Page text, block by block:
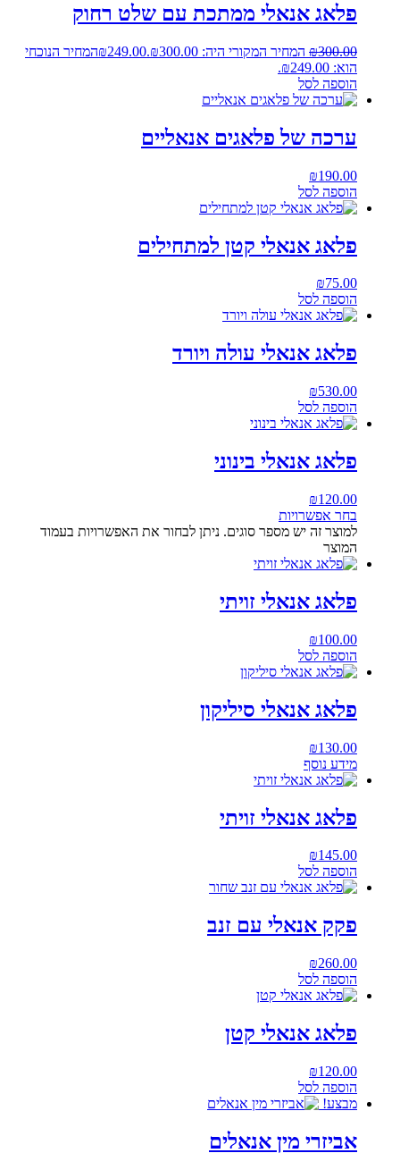
פלאג אנאלי ממתכת עם שלט רחוק
₪300.00 המחיר המקורי היה: ₪300.00. ₪249.00
המחיר הנוכחי
הוא: ₪249.00.
הוספה לסל
ערכה של פלאגים אנאליים
₪190.00
הוספה לסל
פלאג אנאלי קטן למתחילים
₪75.00
הוספה לסל
פלאג אנאלי עולה ויורד
₪530.00
הוספה לסל
פלאג אנאלי בינוני
₪120.00
בחר אפשרויות
למוצר זה יש מספר סוגים. ניתן לבחור את האפשרויות בעמוד
המוצר
פלאג אנאלי זויתי
₪100.00
הוספה לסל
פלאג אנאלי סיליקון
₪130.00
מידע נוסף
פלאג אנאלי זויתי
₪145.00
הוספה לסל
פקק אנאלי עם זנב
₪260.00
הוספה לסל
פלאג אנאלי קטן
₪120.00
הוספה לסל
מבצע!
אביזרי מין אנאלים